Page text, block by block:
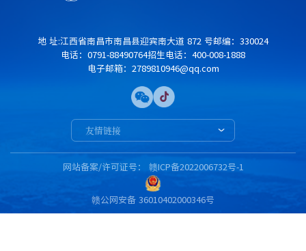
地 址:江西省南昌市南昌县迎宾南大道 872 号邮编：330024
电话：0791-88490764招生电话：400-008-1888
电子邮箱：2789810946@qq.com
友情链接
网站备案/许可证号： 赣ICP备2022006732号-1
赣公网安备 36010402000346号